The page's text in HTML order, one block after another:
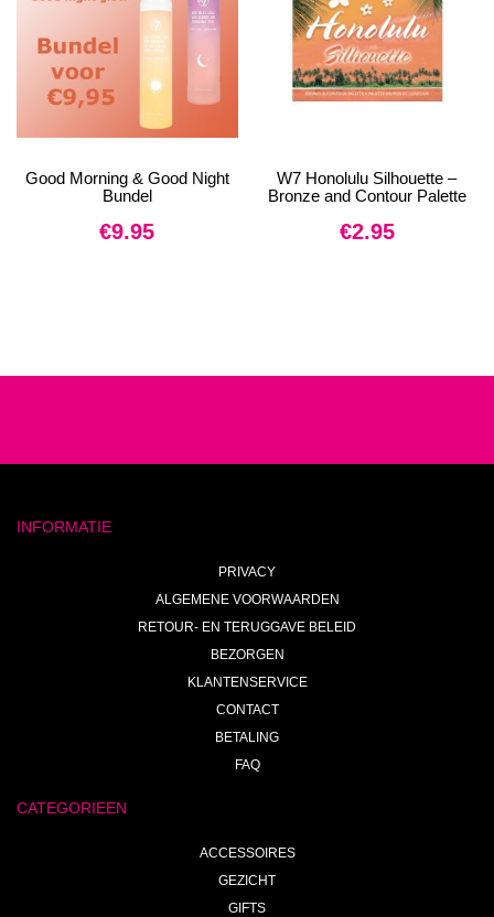
Good Morning & Good Night
Bundel
€9.95
W7 Honolulu Silhouette –
Bronze and Contour Palette
€2.95
INFORMATIE
PRIVACY
ALGEMENE VOORWAARDEN
RETOUR- EN TERUGGAVE BELEID
BEZORGEN
KLANTENSERVICE
CONTACT
BETALING
FAQ
CATEGORIEEN
ACCESSOIRES
GEZICHT
GIFTS